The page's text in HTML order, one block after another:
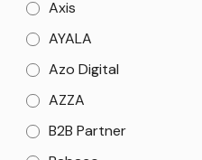
Axis
AYALA
Azo Digital
AZZA
B2B Partner